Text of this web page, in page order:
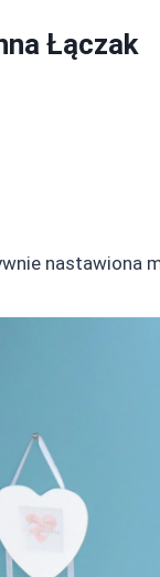
Łączak
nastawiona